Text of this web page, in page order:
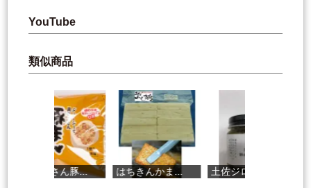
YouTube
類似商品
具だくさん豚... はちきんかま... 土佐ジローの...